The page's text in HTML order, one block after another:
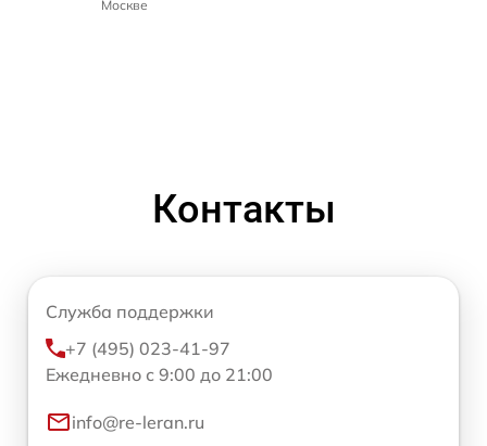
Москве
Контакты
Служба поддержки
+7 (495) 023-41-97
Ежедневно с 9:00 до 21:00
info@re-leran.ru